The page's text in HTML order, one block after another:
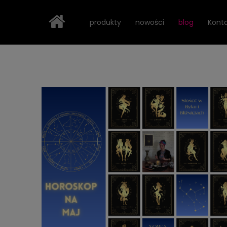
produkty nowości blog
Strona główna blog